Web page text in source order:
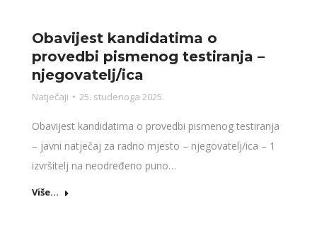
Obavijest kandidatima o
provedbi pismenog testiranja –
njegovatelj/ica
Natječaji 25. studenoga 2025.
Obavijest kandidatima o provedbi pismenog testiranja
– javni natječaj za radno mjesto – njegovatelj/ica – 1
izvršitelj na neodređeno puno…
Više...